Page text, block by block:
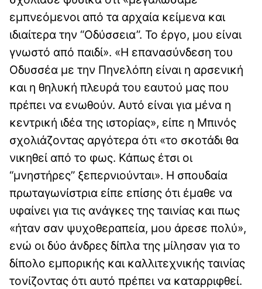
εμπνεόμενοι από τα αρχαία κείμενα και
ιδιαίτερα την “Οδύσσεια”. Το έργο, μου είναι
γνωστό από παιδί». «Η επανασύνδεση του
Οδυσσέα με την Πηνελόπη είναι η αρσενική
και η θηλυκή πλευρά του εαυτού μας που
πρέπει να ενωθούν. Αυτό είναι για μένα η
κεντρική ιδέα της ιστορίας», είπε η Μπινός
σχολιάζοντας αργότερα ότι «το σκοτάδι θα
νικηθεί από το φως. Κάπως έτσι οι
“μνηστήρες” ξεπερνιούνται». Η σπουδαία
πρωταγωνίστρια είπε επίσης ότι έμαθε να
υφαίνει για τις ανάγκες της ταινίας και πως
«ήταν σαν ψυχοθεραπεία, μου άρεσε πολύ»,
ενώ οι δύο άνδρες δίπλα της μίλησαν για το
δίπολο εμπορικής και καλλιτεχνικής ταινίας
τονίζοντας ότι αυτό πρέπει να καταρριφθεί.